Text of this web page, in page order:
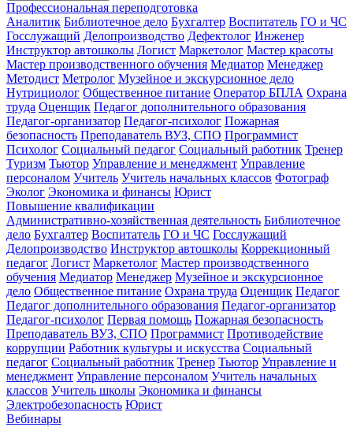
Профессиональная переподготовка
Аналитик Библиотечное дело Бухгалтер Воспитатель ГО и ЧС
Госслужащий Делопроизводство Дефектолог Инженер
Инструктор автошколы Логист Маркетолог Мастер красоты
Мастер производственного обучения Медиатор Менеджер
Методист Метролог Музейное и экскурсионное дело
Нутрициолог Общественное питание Оператор БПЛА Охрана
труда Оценщик Педагог дополнительного образования
Педагог-организатор Педагог-психолог Пожарная
безопасность Преподаватель ВУЗ, СПО Программист
Психолог Социальный педагог Социальный работник Тренер
Туризм Тьютор Управление и менеджмент Управление
персоналом Учитель Учитель начальных классов Фотограф
Эколог Экономика и финансы Юрист
Повышение квалификации
Административно-хозяйственная деятельность Библиотечное
дело Бухгалтер Воспитатель ГО и ЧС Госслужащий
Делопроизводство Инструктор автошколы Коррекционный
педагог Логист Маркетолог Мастер производственного
обучения Медиатор Менеджер Музейное и экскурсионное
дело Общественное питание Охрана труда Оценщик Педагог
Педагог дополнительного образования Педагог-организатор
Педагог-психолог Первая помощь Пожарная безопасность
Преподаватель ВУЗ, СПО Программист Противодействие
коррупции Работник культуры и искусства Социальный
педагог Социальный работник Тренер Тьютор Управление и
менеджмент Управление персоналом Учитель начальных
классов Учитель школы Экономика и финансы
Электробезопасность Юрист
Вебинары